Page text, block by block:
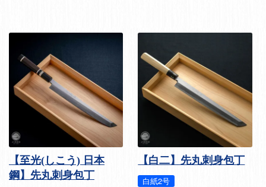
【至光(しこう) 日本
鋼】先丸刺身包丁
【白二】先丸刺身包丁
白紙2号